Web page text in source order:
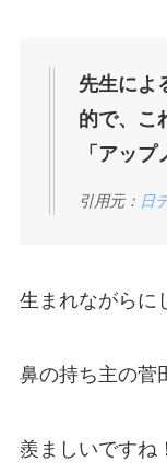
先生によ
的で、こ
「アッ
引用元： 日
生まれながらに
鼻の持ち主の菅
羨ましいですね！